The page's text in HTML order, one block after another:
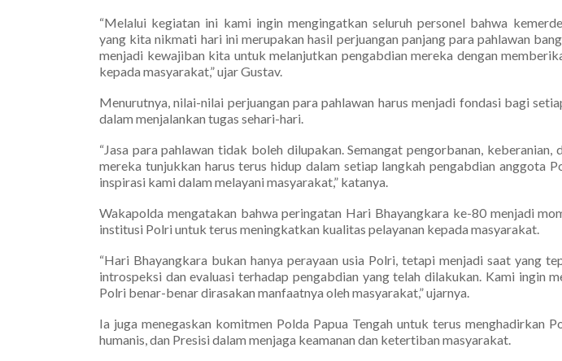
“Melalui kegiatan ini kami ingin mengingatkan seluruh personel bahwa
yang kita nikmati hari ini merupakan hasil perjuangan panjang para pahlawan
menjadi kewajiban kita untuk melanjutkan pengabdian mereka dengan
kepada masyarakat,” ujar Gustav.
Menurutnya, nilai-nilai perjuangan para pahlawan harus menjadi fondasi bagi
dalam menjalankan tugas sehari-hari.
“Jasa para pahlawan tidak boleh dilupakan. Semangat pengorbanan, keberanian,
mereka tunjukkan harus terus hidup dalam setiap langkah pengabdian anggota
inspirasi kami dalam melayani masyarakat,” katanya.
Wakapolda mengatakan bahwa peringatan Hari Bhayangkara ke-80 menjadi
institusi Polri untuk terus meningkatkan kualitas pelayanan kepada masyarakat.
“Hari Bhayangkara bukan hanya perayaan usia Polri, tetapi menjadi saat yang
introspeksi dan evaluasi terhadap pengabdian yang telah dilakukan. Kami ingin
Polri benar-benar dirasakan manfaatnya oleh masyarakat,” ujarnya.
Ia juga menegaskan komitmen Polda Papua Tengah untuk terus menghadirkan
humanis, dan Presisi dalam menjaga keamanan dan ketertiban masyarakat.